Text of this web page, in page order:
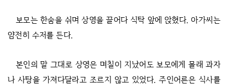
보모는 한숨을 쉬며 상영을 끌어다 식탁 앞에 앉혔다. 아가씨는
얌전히 수저를 든다.
본인의 말 그대로 상영은 며칠이 지났어도 보모에게 몰래 과자
나 사탕을 가져다달라고 조르지 않고 있었다. 주인어른은 식사를